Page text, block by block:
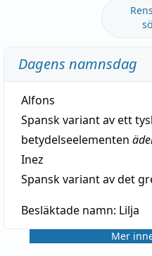
Dagens namnsdag
Alfons
Spansk variant av ett
betydelseelementen
Inez
Spansk variant av det
Besläktade namn: Lilja
Mer